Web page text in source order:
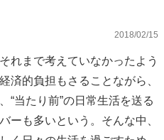
2018/02/15
れまで考えていなかったよう
済的負担もさることながら、
“当たり前”の日常生活を送る
ーも多いという。そんな中、